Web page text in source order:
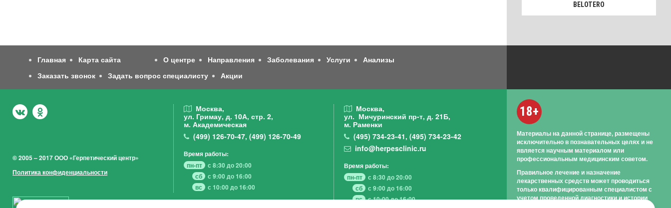
BELOTERO
Главная Карта сайта О центре Направления Заболевания Услуги
Анализы
Заказать звонок
Задать вопрос специалисту Акции
© 2005 – 2017 ООО «Герпетический центр»
Политика конфиденциальности
Москва,
ул. Гримау, д. 10А, стр. 2,
м. Академическая
(499) 126-70-47, (499) 126-70-49
Время работы:
пн-пт
с 8:30 до 20:00
сб
с 9:00 до 16:00
вс
с 10:00 до 16:00
Москва,
ул. Мичуринский пр-т, д. 21Б,
м. Раменки
(495)734-23-41,(495)734-23-42
info@herpesclinic.ru
Время работы:
пн-пт
с 8:30 до 20:00
сб
с 9:00 до 16:00
вс
с 10:00 до 16:00
18+
Материалы на данной странице, размещены
исключительно в познавательных целях и не
является научным материалом или
профессиональным медицинским советом.
Правильное лечение и назначение
лекарственных средств может проводиться
только квалифицированным специалистом с
учетом проведенной диагностики и истории